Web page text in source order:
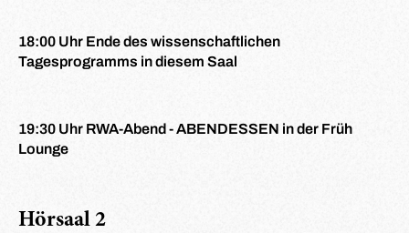
18:00 Uhr Ende des wissenschaftlichen
Tagesprogramms in diesem Saal
19:30 Uhr RWA-Abend - ABENDESSEN in der Früh
Lounge
Hörsaal 2